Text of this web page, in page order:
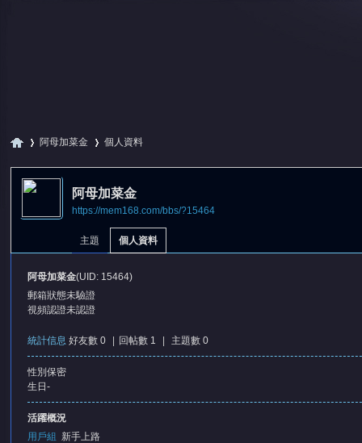
阿母加菜金
›
個人資料
阿母加菜金
https://mem168.com/bbs/?15464
主題 個人資料
阿母加菜金(UID: 15464)
郵箱狀態未驗證
視頻認證未認證
統計信息 好友數 0 回帖數 1 主題數 0
性別 保密
生日 -
活躍概況
用戶組
新手上路